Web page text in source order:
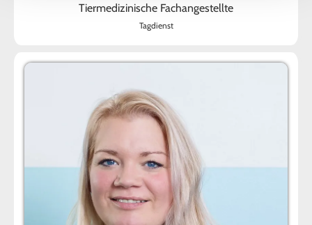
Tiermedizinische Fachangestellte
Tagdienst